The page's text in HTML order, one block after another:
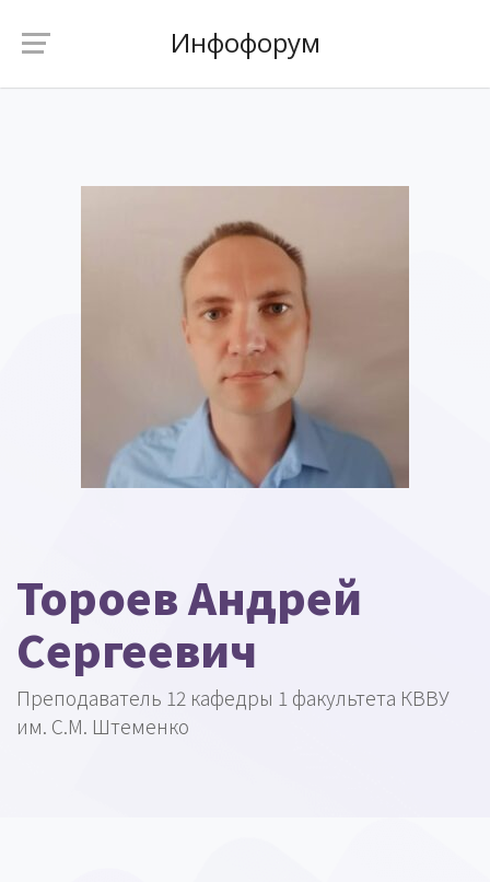
Инфофорум
Тороев Андрей
Сергеевич
Преподаватель 12 кафедры 1 факультета КВВУ
им. С.М. Штеменко